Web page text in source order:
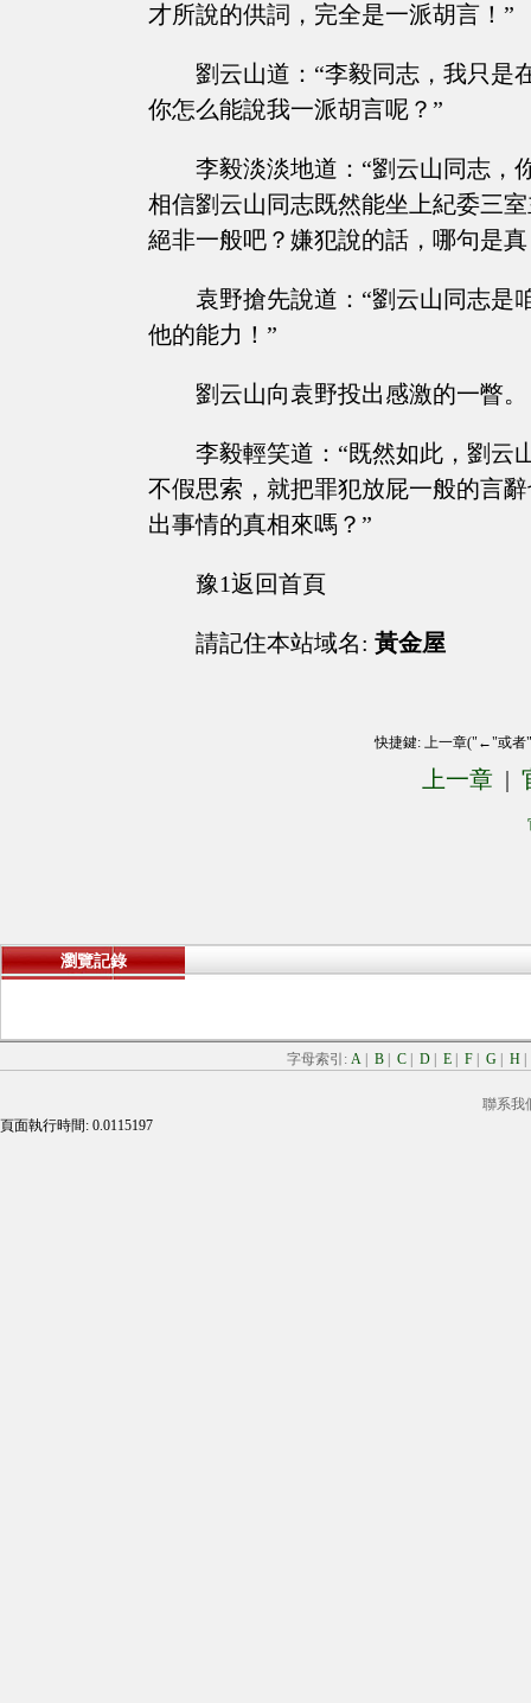
才所說的供詞，完全是一派胡言！”
劉云山道：“李毅同志，我只是
你怎么能說我一派胡言呢？”
李毅淡淡地道：“劉云山同志，
相信劉云山同志既然能坐上紀委三
絕非一般吧？嫌犯說的話，哪句是
袁野搶先說道：“劉云山同志是
他的能力！”
劉云山向袁野投出感激的一瞥。
李毅輕笑道：“既然如此，劉云
不假思索，就把罪犯放屁一般的言
出事情的真相來嗎？”
豫1返回首頁
請記住本站域名: 黃金屋
快捷鍵: 上一章("←"或
上一章 |
瀏覽記錄
字母索引: A B C D E F G H
聯系我
頁面執行時間: 0.0115197